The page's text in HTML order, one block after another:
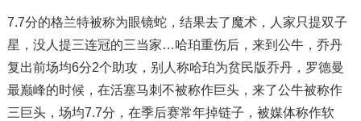
7.7分的格兰特被称为眼镜蛇，结果去了魔术，人家只提双子
星，没人提三连冠的三当家…哈珀重伤后，来到公牛，乔丹
复出前场均6分2个助攻，别人称哈珀为贫民版乔丹，罗德曼
最巅峰的时候，在活塞马刺不被称作巨头，来了公牛被称作
三巨头，场均7.7分，在季后赛常年掉链子，被媒体称作软